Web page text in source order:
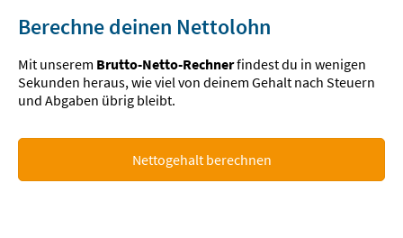
Berechne deinen Nettolohn
Mit unserem Brutto-Netto-Rechnerfindest du in wenigen
Sekunden heraus, wie viel von deinem Gehalt nach Steuern
und Abgaben übrig bleibt.
Nettogehalt berechnen